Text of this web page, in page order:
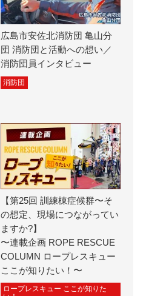
広島市安佐北消防団 亀山分
団 消防団と活動への想い／
消防団員インタビュー
消防団
【第25回 訓練棟症候群〜そ
の想定、現場につながってい
ますか?】
〜連載企画 ROPE RESCUE
COLUMN ロープレスキュー
ここが知りたい！〜
ロープレスキュー ここが知りた